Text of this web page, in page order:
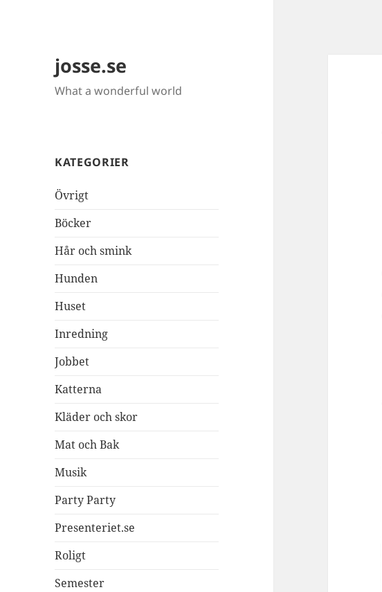
josse.se
What a wonderful world
KATEGORIER
Övrigt
Böcker
Hår och smink
Hunden
Huset
Inredning
Jobbet
Katterna
Kläder och skor
Mat och Bak
Musik
Party Party
Presenteriet.se
Roligt
Semester